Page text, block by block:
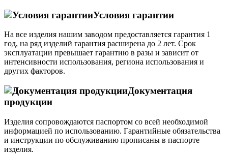
Условия гарантии
На все изделия нашим заводом предоставляется гарантия 1
год, на ряд изделий гарантия расширена до 2 лет. Срок
эксплуатации превышает гарантию в разы и зависит от
интенсивности использования, региона использования и
других факторов.
Документация
продукции
Изделия сопровождаются паспортом со всей необходимой
информацией по использованию. Гарантийные обязательства
и инструкции по обслуживанию прописаны в паспорте
изделия.